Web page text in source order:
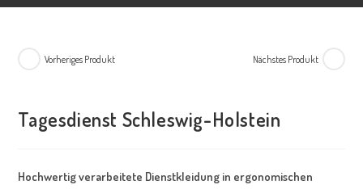
Vorheriges Produkt Nächstes Produkt
Tagesdienst Schleswig-Holstein
Hochwertig verarbeitete Dienstkleidung in ergonomischen